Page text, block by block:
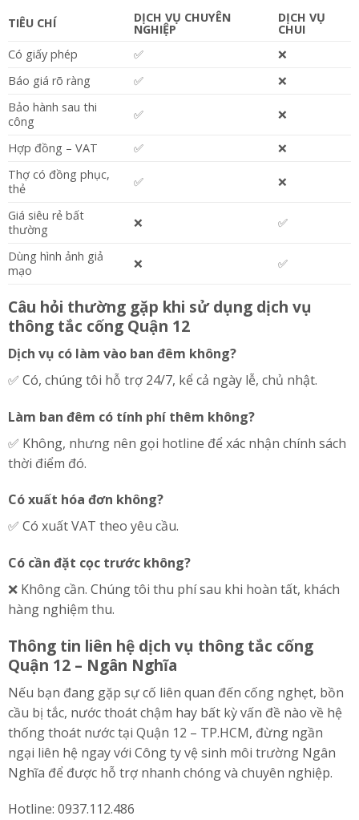
TIÊU CHÍ DỊCH VỤ CHUYÊN
NGHIỆP
DỊCH VỤ
CHUI
Có giấy phép
✅
❌
Báo giá rõ ràng
✅
❌
Bảo hành sau thi
công
✅ ❌
Hợp đồng – VAT ✅
❌
Thợ có đồng phục,
thẻ
✅ ❌
Giá siêu rẻ bất
thường
❌ ✅
Dùng hình ảnh giả
mạo
❌ ✅
Câu hỏi thường gặp khi sử dụng dịch vụ
thông tắc cống Quận 12
Dịch vụ có làm vào ban đêm không?
✅ Có, chúng tôi hỗ trợ 24/7, kể cả ngày lễ, chủ nhật.
Làm ban đêm có tính phí thêm không?
✅ Không, nhưng nên gọi hotline để xác nhận chính sách
thời điểm đó.
Có xuất hóa đơn không?
✅ Có xuất VAT theo yêu cầu.
Có cần đặt cọc trước không?
❌ Không cần. Chúng tôi thu phí sau khi hoàn tất, khách
hàng nghiệm thu.
Thông tin liên hệ dịch vụ thông tắc cống
Quận 12 – Ngân Nghĩa
Nếu bạn đang gặp sự cố liên quan đến cống nghẹt, bồn
cầu bị tắc, nước thoát chậm hay bất kỳ vấn đề nào về hệ
thống thoát nước tại Quận 12 – TP.HCM, đừng ngần
ngại liên hệ ngay với Công ty vệ sinh môi trường Ngân
Nghĩa để được hỗ trợ nhanh chóng và chuyên nghiệp.
Hotline: 0937.112.486